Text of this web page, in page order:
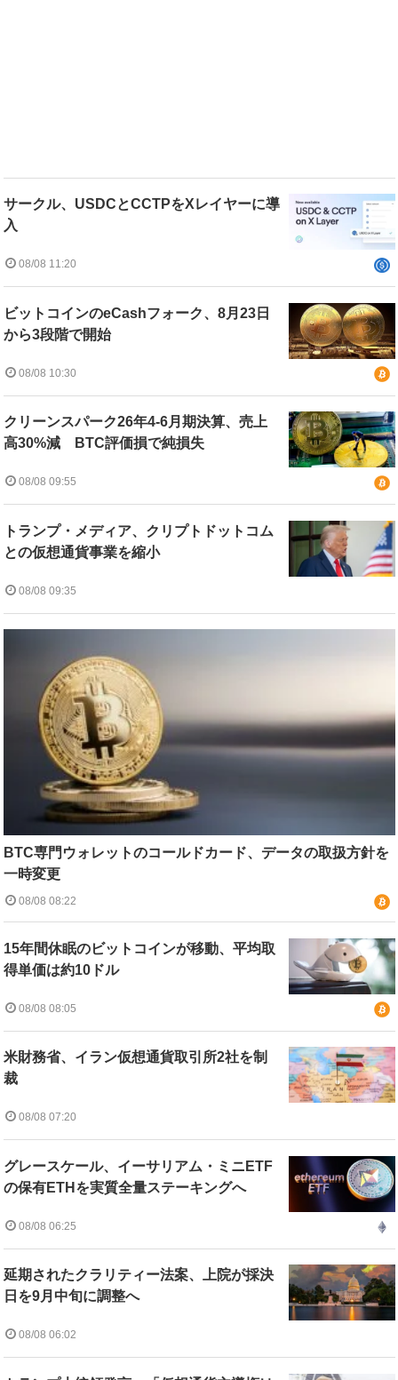
サークル、USDCとCCTPをXレイヤーに導
入
08/08 11:20
ビットコインのeCashフォーク、8月23日
から3段階で開始
08/08 10:30
クリーンスパーク26年4-6月期決算、売上
高30%減 BTC評価損で純損失
08/08 09:55
トランプ・メディア、クリプトドットコム
との仮想通貨事業を縮小
08/08 09:35
BTC専門ウォレットのコールドカード、データの取扱方針を
一時変更
08/08 08:22
15年間休眠のビットコインが移動、平均取
得単価は約10ドル
08/08 08:05
米財務省、イラン仮想通貨取引所2社を制
裁
08/08 07:20
グレースケール、イーサリアム・ミニETF
の保有ETHを実質全量ステーキングへ
08/08 06:25
延期されたクラリティー法案、上院が採決
日を9月中旬に調整へ
08/08 06:02